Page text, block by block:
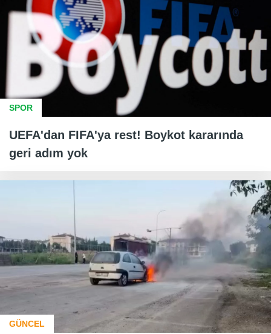
SPOR
UEFA'dan FIFA'ya rest! Boykot kararında
geri adım yok
GÜNCEL